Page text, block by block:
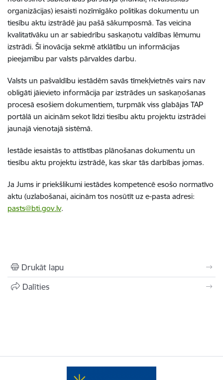
organizācijas) iesaisti nozīmīgāko politikas dokumentu un
tiesību aktu izstrādē jau pašā sākumposmā. Tas veicina
kvalitatīvāku un ar sabiedrību saskaņotu valdības lēmumu
izstrādi. Šī inovācija sekmē atklātību un informācijas
pieejamību par valsts pārvaldes darbu.
Valsts un pašvaldību iestādēm savās tīmekļvietnēs vairs nav
obligāti jāievieto informācija par izstrādes un saskaņošanas
procesā esošiem dokumentiem, turpmāk viss glabājas TAP
portālā un aicinām sekot līdzi tiesību aktu projektu izstrādei
jaunajā vienotajā sistēmā.
Iestāde iesaistās to attīstības plānošanas dokumentu un
tiesību aktu projektu izstrādē, kas skar tās darbības jomas.
Ja Jums ir priekšlikumi iestādes kompetencē esošo normatīvo
aktu (uzlabošanai, aicinām tos nosūtīt uz e-pasta adresi:
pasts@bti.gov.lv.
Drukāt lapu
Dalīties